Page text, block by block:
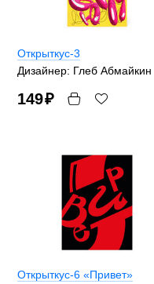
Открыткус-3
Дизайнер: Глеб Абмайкин
149₽
Открыткус-6 «Привет»